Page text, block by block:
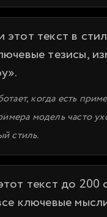
текст в
тезисы,
когда есть
модель часто
стиль.
текст до 200
ключевые